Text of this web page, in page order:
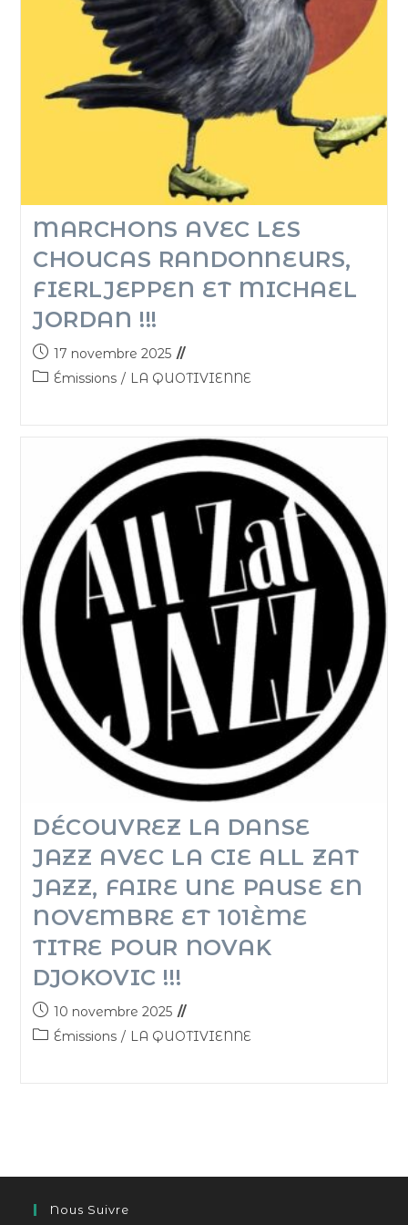
MARCHONS AVEC LES
CHOUCAS RANDONNEURS,
FIERLJEPPEN ET MICHAEL
JORDAN !!!
17 novembre 2025
Émissions / LA QUOTIVIENNE
DÉCOUVREZ LA DANSE
JAZZ AVEC LA CIE ALL ZAT
JAZZ, FAIRE UNE PAUSE EN
NOVEMBRE ET 101ÈME
TITRE POUR NOVAK
DJOKOVIC !!!
10 novembre 2025
Émissions / LA QUOTIVIENNE
Nous Suivre